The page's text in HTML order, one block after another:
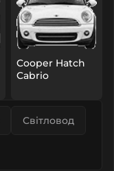
Cooper Hatch
Cabrio
Світловод